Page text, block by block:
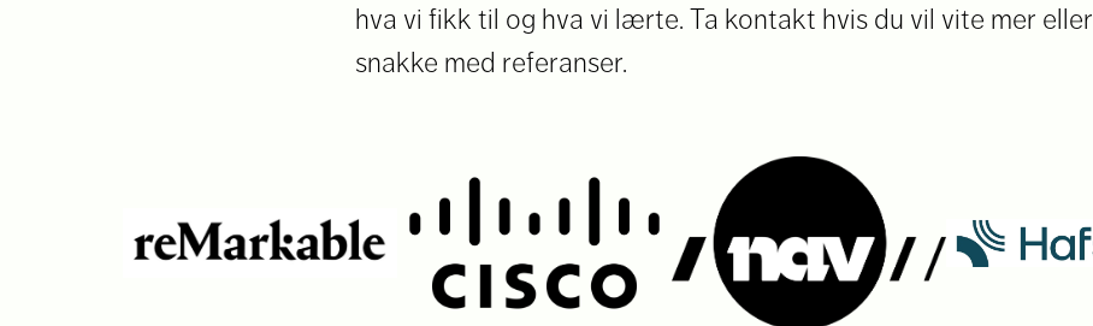
hva vi fikk til og hva vi lærte. Ta kontakt hvis du vil vite mer eller
snakke med referanser.